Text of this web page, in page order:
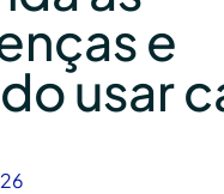
e
usar